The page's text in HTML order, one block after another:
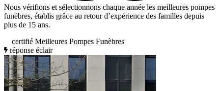
Nous vérifions et sélectionnons chaque année les meilleures pompes
funèbres, établis grâce au retour d’expérience des familles depuis
plus de 15 ans.
certifié Meilleures Pompes Funèbres
réponse éclair